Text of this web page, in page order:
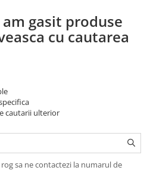
gasit produse
cu cautarea
cautarii ulterior
sa ne contactezi la numarul de